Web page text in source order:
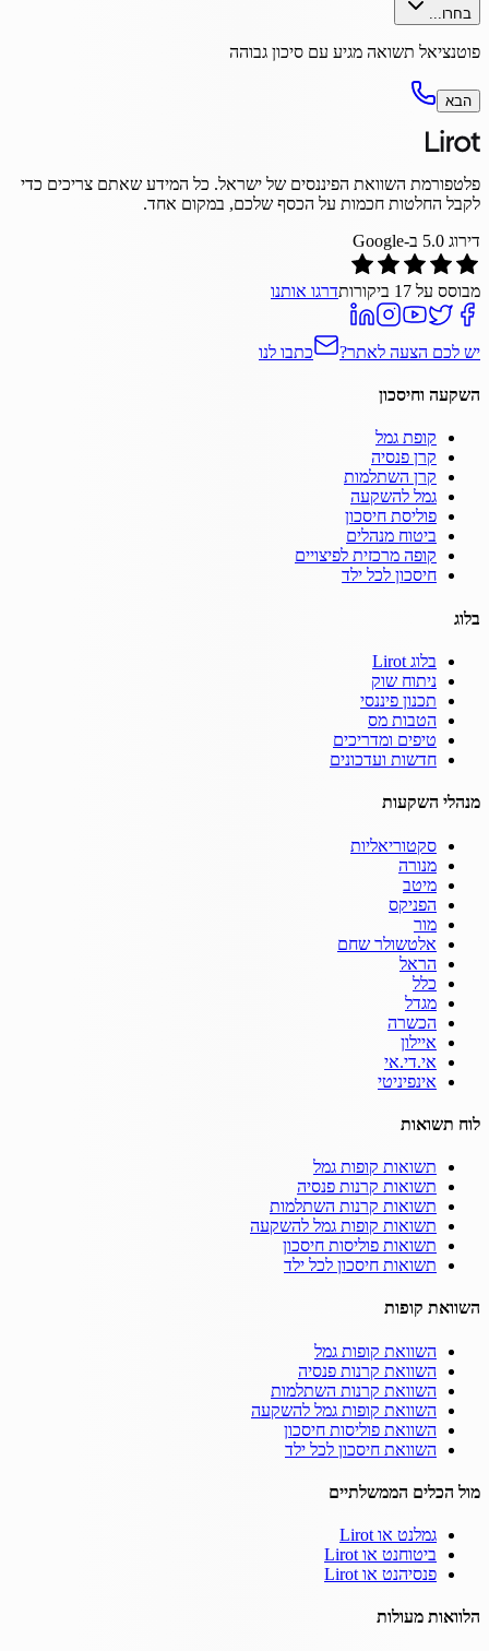
בחרו...
פוטנציאל תשואה מגיע עם סיכון גבוהה
הבא
פלטפורמת השוואת הפיננסים של ישראל. כל המידע שאתם צריכים כדי
לקבל החלטות חכמות על הכסף שלכם, במקום אחד.
דירוג 5.0 ב-Google
מבוסס על 17 ביקורותדרגו אותנו
יש לכם הצעה לאתר? כתבו לנו
השקעה וחיסכון
קופת גמל
קרן פנסיה
קרן השתלמות
גמל להשקעה
פוליסת חיסכון
ביטוח מנהלים
קופה מרכזית לפיצויים
חיסכון לכל ילד
בלוג
בלוג Lirot
ניתוח שוק
תכנון פיננסי
הטבות מס
טיפים ומדריכים
חדשות ועדכונים
מנהלי השקעות
סקטוריאליות
מנורה
מיטב
הפניקס
מור
אלטשולר שחם
הראל
כלל
מגדל
הכשרה
איילון
אי.די.אי
אינפיניטי
לוח תשואות
תשואות קופות גמל
תשואות קרנות פנסיה
תשואות קרנות השתלמות
תשואות קופות גמל להשקעה
תשואות פוליסות חיסכון
תשואות חיסכון לכל ילד
השוואת קופות
השוואת קופות גמל
השוואת קרנות פנסיה
השוואת קרנות השתלמות
השוואת קופות גמל להשקעה
השוואת פוליסות חיסכון
השוואת חיסכון לכל ילד
מול הכלים הממשלתיים
גמלנט או Lirot
ביטוחנט או Lirot
פנסיהנט או Lirot
הלוואות מעולות